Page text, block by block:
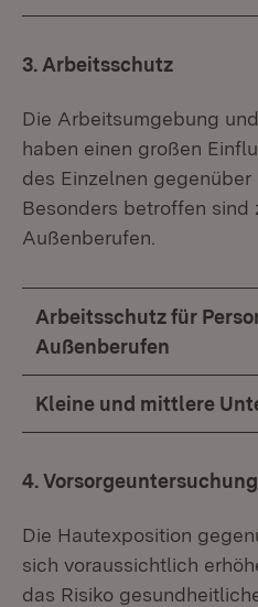
3. Arbeitsschutz
Die Arbeitsumgebung
haben einen großen
des Einzelnen gegenüber
Besonders betroffen sind
Außenberufen.
Arbeitsschutz für
Außenberufen
Kleine und mittlere
4.
Die Hautexposition
sich voraussichtlich
das Risiko